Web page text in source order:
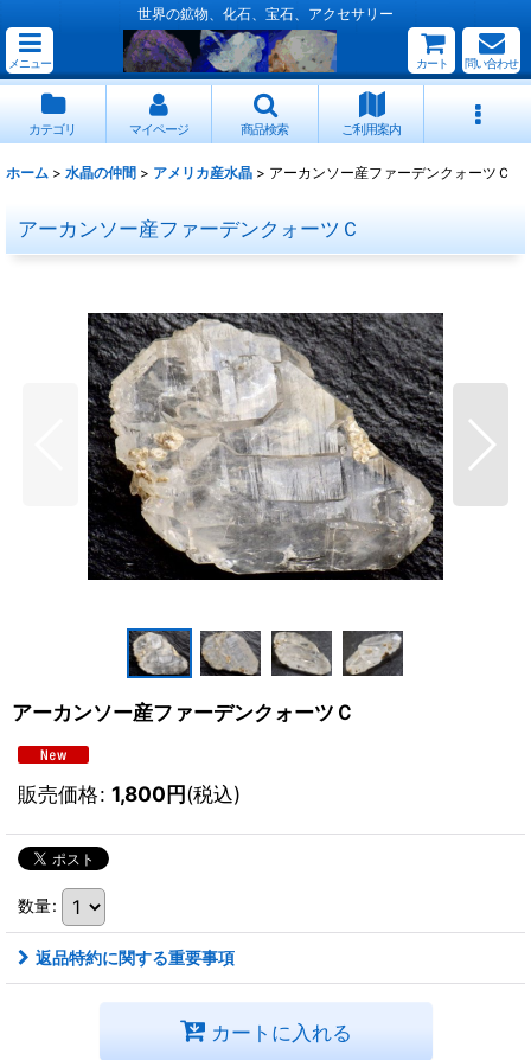
世界の鉱物、化石、宝石、アクセサリー
メニュー カート 問い合わせ
カテゴリ マイページ 商品検索 ご利用案内
ホーム > 水晶の仲間 > アメリカ産水晶 > アーカンソー産ファーデンクォーツＣ
アーカンソー産ファーデンクォーツＣ
アーカンソー産ファーデンクォーツＣ
販売価格: 1,800円(税込)
数量:
返品特約に関する重要事項
カートに入れる